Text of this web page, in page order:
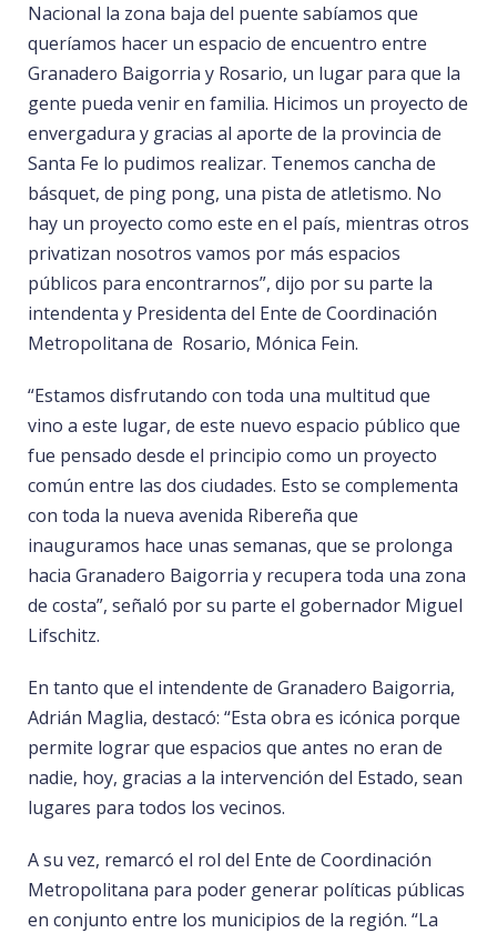
Nacional la zona baja del puente sabíamos que
queríamos hacer un espacio de encuentro entre
Granadero Baigorria y Rosario, un lugar para que la
gente pueda venir en familia. Hicimos un proyecto de
envergadura y gracias al aporte de la provincia de
Santa Fe lo pudimos realizar. Tenemos cancha de
básquet, de ping pong, una pista de atletismo. No
hay un proyecto como este en el país, mientras otros
privatizan nosotros vamos por más espacios
públicos para encontrarnos”, dijo por su parte la
intendenta y Presidenta del Ente de Coordinación
Metropolitana de Rosario, Mónica Fein.
“Estamos disfrutando con toda una multitud que
vino a este lugar, de este nuevo espacio público que
fue pensado desde el principio como un proyecto
común entre las dos ciudades. Esto se complementa
con toda la nueva avenida Ribereña que
inauguramos hace unas semanas, que se prolonga
hacia Granadero Baigorria y recupera toda una zona
de costa”, señaló por su parte el gobernador Miguel
Lifschitz.
En tanto que el intendente de Granadero Baigorria,
Adrián Maglia, destacó: “Esta obra es icónica porque
permite lograr que espacios que antes no eran de
nadie, hoy, gracias a la intervención del Estado, sean
lugares para todos los vecinos.
A su vez, remarcó el rol del Ente de Coordinación
Metropolitana para poder generar políticas públicas
en conjunto entre los municipios de la región. “La